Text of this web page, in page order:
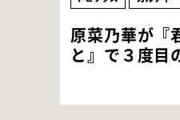
原菜乃華が『
と』で３度目
「お邪魔さ
感覚ですが､